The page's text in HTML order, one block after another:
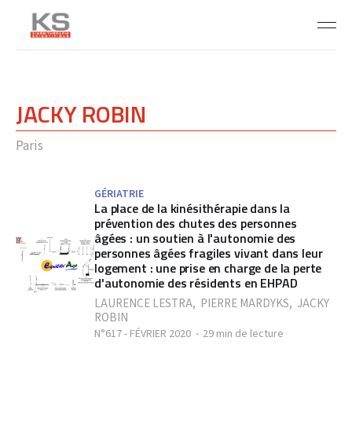
JACKY ROBIN
Paris
GÉRIATRIE
La place de la kinésithérapie dans la
prévention des chutes des personnes
âgées : un soutien à l'autonomie des
personnes âgées fragiles vivant dans leur
logement : une prise en charge de la perte
d'autonomie des résidents en EHPAD
LAURENCE LESTRA, PIERRE MARDYKS, JACKY
ROBIN
N°617 - FÉVRIER 2020 29 min de lecture